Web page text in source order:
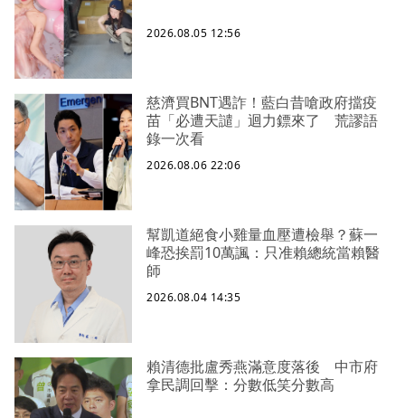
2026.08.05 12:56
慈濟買BNT遇詐！藍白昔嗆政府擋疫
苗「必遭天譴」迴力鏢來了 荒謬語
錄一次看
2026.08.06 22:06
幫凱道絕食小雞量血壓遭檢舉？蘇一
峰恐挨罰10萬諷：只准賴總統當賴醫
師
2026.08.04 14:35
賴清德批盧秀燕滿意度落後 中市府
拿民調回擊：分數低笑分數高